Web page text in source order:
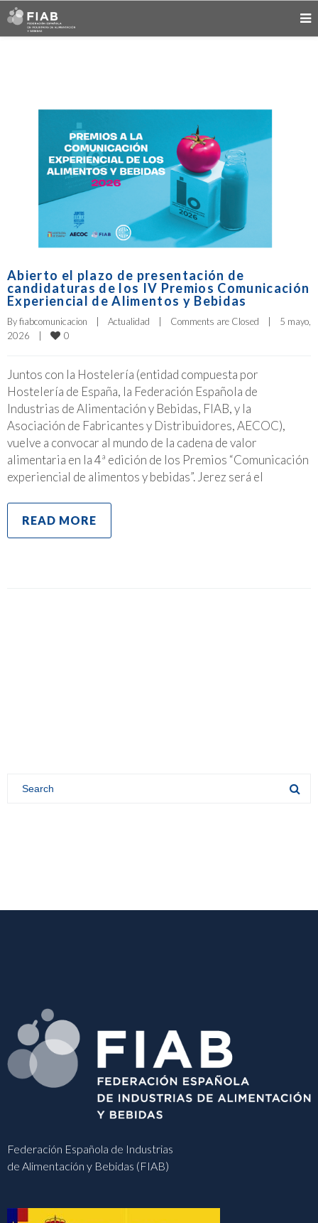
Abierto el plazo de presentación de
candidaturas de los IV Premios Comunicación
Experiencial de Alimentos y Bebidas
By fiabcomunicacion | Actualidad | Comments are Closed |
5 mayo,
2026
| 0
Juntos con la Hostelería (entidad compuesta por
Hostelería de España, la Federación Española de
Industrias de Alimentación y Bebidas, FIAB, y la
Asociación de Fabricantes y Distribuidores, AECOC),
vuelve a convocar al mundo de la cadena de valor
alimentaria en la 4ª edición de los Premios “Comunicación
experiencial de alimentos y bebidas”. Jerez será el
READ MORE
Federación Española de Industrias
de Alimentación y Bebidas (FIAB)